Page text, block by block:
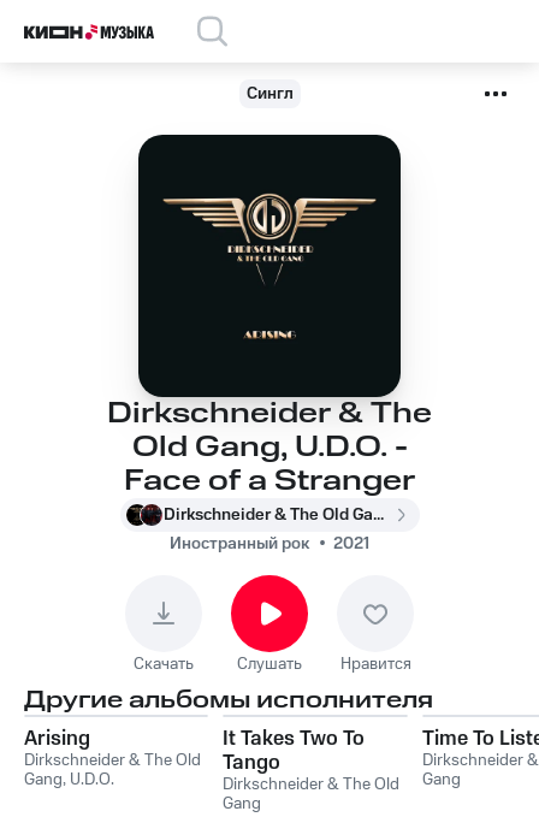
Сингл
Dirkschneider & The
Old Gang, U.D.O. -
Face of a Stranger
Dirkschneider & The Old Gang, U.D.O.
Иностранный рок
2021
Скачать Слушать Нравится
Другие альбомы исполнителя
Arising
Dirkschneider & The Old
Gang, U.D.O.
It Takes Two To
Tango
Dirkschneider & The Old
Gang
Time To
Dirkschneider
Gang